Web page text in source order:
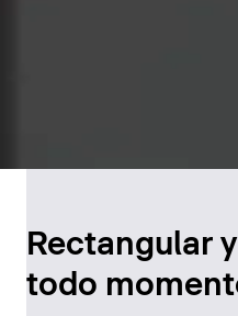
Rectangular
todo